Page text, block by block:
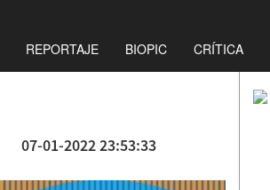
REPORTAJE BIOPIC CRÍTICA
07-01-2022 23:53:33